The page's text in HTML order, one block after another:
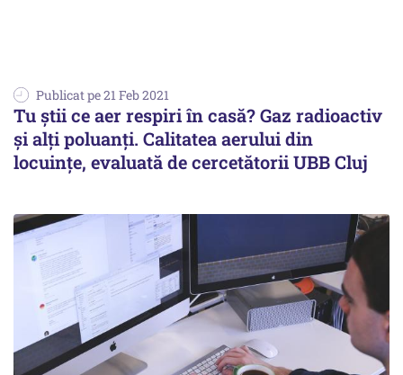
Publicat pe 21 Feb 2021
Tu știi ce aer respiri în casă? Gaz radioactiv
și alți poluanți. Calitatea aerului din
locuințe, evaluată de cercetătorii UBB Cluj